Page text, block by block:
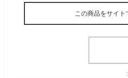
この商品をサイト